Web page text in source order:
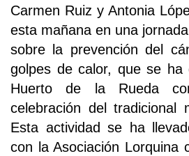
Carmen Ruiz y Antonia
esta mañana en una
sobre la prevención del
golpes de calor, que se ha
Huerto de la Rueda
celebración del tradicional
Esta actividad se ha
con la Asociación Lorquina